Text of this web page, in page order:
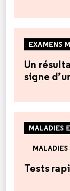
EXAMENS
Un
signe
MALADIES
Tests